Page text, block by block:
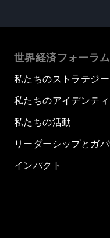
世界経済フォーラ
私たちのストラテジー
私たちのアイデンティ
私たちの活動
リーダーシップとガ
インパクト